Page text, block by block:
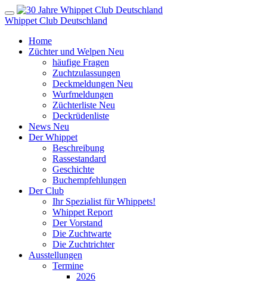
Whippet Club Deutschland
Home
Züchter und Welpen Neu
häufige Fragen
Zuchtzulassungen
Deckmeldungen Neu
Wurfmeldungen
Züchterliste Neu
Deckrüdenliste
News Neu
Der Whippet
Beschreibung
Rassestandard
Geschichte
Buchempfehlungen
Der Club
Ihr Spezialist für Whippets!
Whippet Report
Der Vorstand
Die Zuchtwarte
Die Zuchtrichter
Ausstellungen
Termine
2026